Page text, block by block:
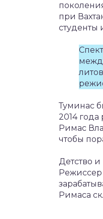
при
студенты
Туминас
2014 года
Римас
чтобы
Детство и
Режиссер
Римаса